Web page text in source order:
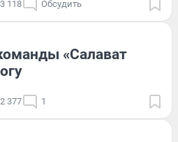
3 118 Обсудить
«Салават
2 377 1